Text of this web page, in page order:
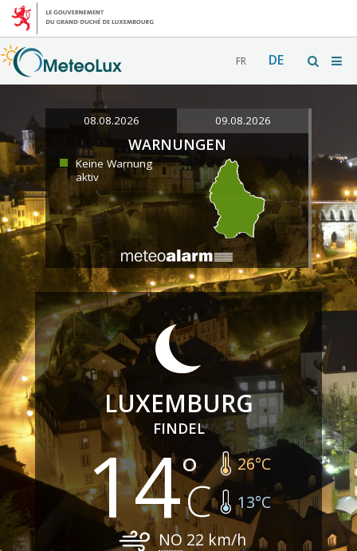
FR DE
08.08.2026 09.08.2026
WARNUNGEN
Keine Warnung
aktiv
LUXEMBURG
FINDEL
14 26°C
13°C
NO 22 km/h